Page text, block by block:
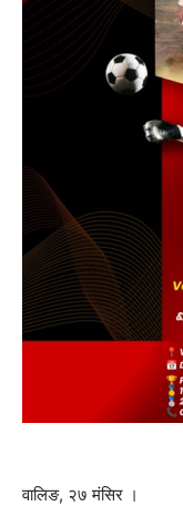
वालिङ, २७ मंसिर ।